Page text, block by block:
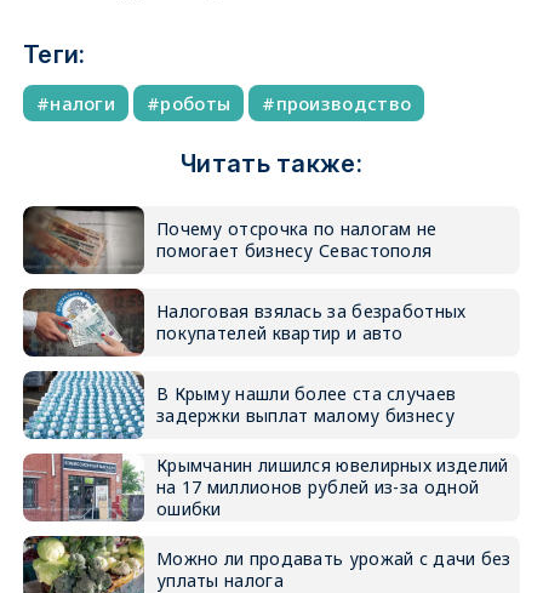
Теги:
налоги роботы производство
Читать также:
Почему отсрочка по налогам не
помогает бизнесу Севастополя
Налоговая взялась за безработных
покупателей квартир и авто
В Крыму нашли более ста случаев
задержки выплат малому бизнесу
Крымчанин лишился ювелирных изделий
на 17 миллионов рублей из-за одной
ошибки
Можно ли продавать урожай с дачи без
уплаты налога